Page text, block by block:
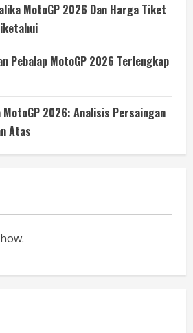
MotoGP 2026 Dan Harga Tiket
Pebalap MotoGP 2026 Terlengkap
2026: Analisis Persaingan
Atas